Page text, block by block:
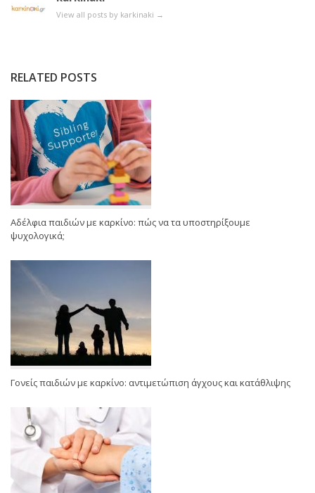
View all posts by karkinaki →
RELATED POSTS
Αδέλφια παιδιών με καρκίνο: πώς να τα υποστηρίξουμε
ψυχολογικά;
Γονείς παιδιών με καρκίνο: αντιμετώπιση άγχους και κατάθλιψης